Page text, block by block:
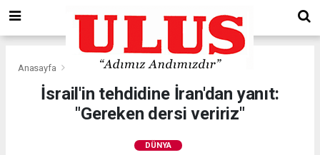
Anasayfa
İsrail'in tehdidine İran'dan yanıt:
"Gereken dersi veririz"
DÜNYA